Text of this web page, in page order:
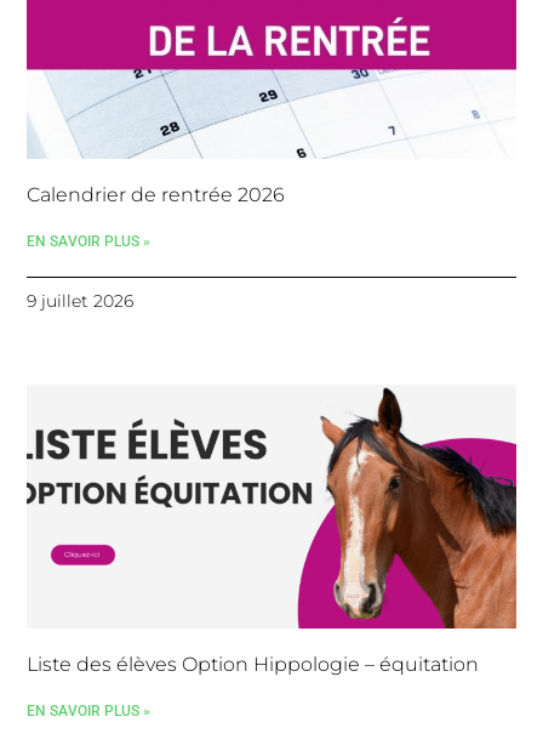
Calendrier de rentrée 2026
EN SAVOIR PLUS »
9 juillet 2026
Liste des élèves Option Hippologie – équitation
EN SAVOIR PLUS »